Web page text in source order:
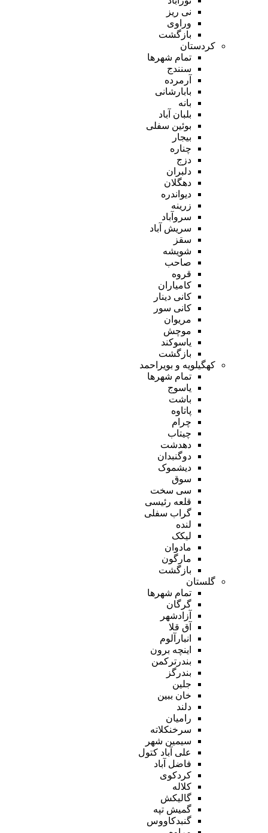
نی ریز
وراوی
بازگشت
کردستان
تمام شهر‌ها
سنندج
آرمرده
بابارشانی
بانه
بلبان آباد
بوئین سفلی
بیجار
چناره
دزج
دلبران
دهگلان
دیواندره
زرینه
سروآباد
سریش آباد
سقز
شویشه
صاحب
قروه
کامیاران
کانی دینار
کانی سور
مریوان
موچش
یاسوکند
بازگشت
کهگیلویه و بویراحمد
تمام شهر‌ها
یاسوج
باشت
پاتاوه
چرام
چیتاب
دهدشت
دوگنبدان
دیشموک
سوق
سی سخت
قلعه رئیسی
گراب سفلی
لنده
لیکک
مادوان
مارگون
بازگشت
گلستان
تمام شهر‌ها
گرگان
آزادشهر
آق قلا
انبارآلوم
اینچه برون
بندرترکمن
بندرگز
جلین
خان ببین
دلند
رامیان
سرخنکلاته
سیمین شهر
علی آباد کتول
فاضل آباد
کردکوی
کلاله
گالیکش
گمیش تپه
گنبدکاووس